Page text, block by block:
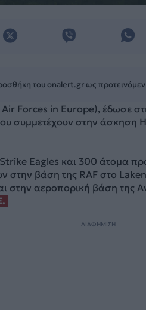
του onalert.gr ως
Forces in Europe), έδωσε
συμμετέχουν στην άσκηση
Eagles και 300 άτομα
στην βάση της RAF στο
στην αεροπορική βάση της
ΔΙΑΦΗΜΙΣΗ